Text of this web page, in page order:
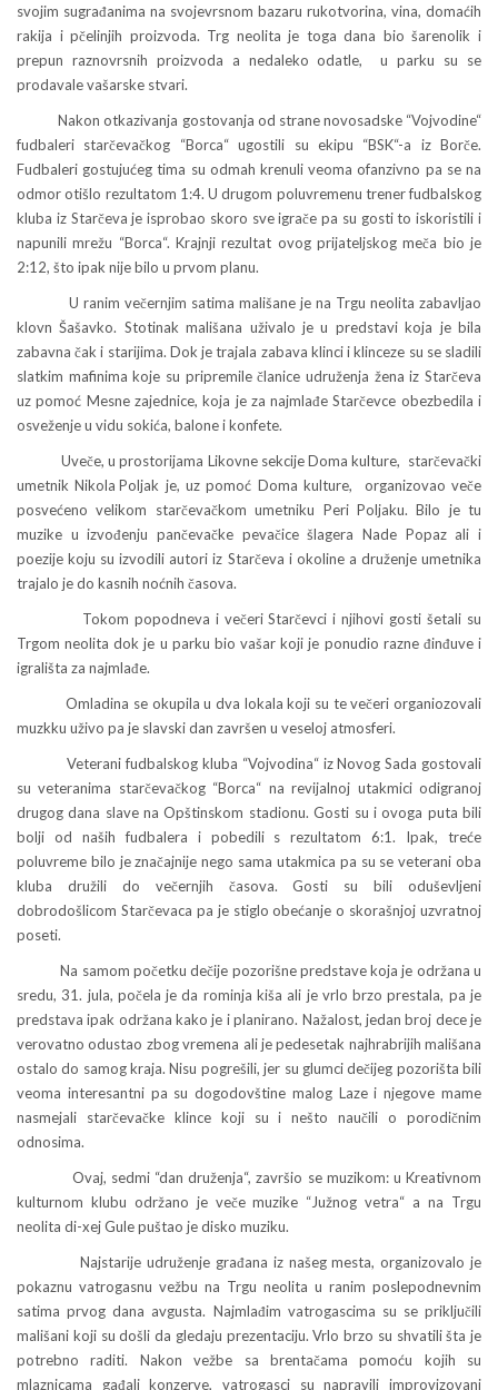
svojim sugrađanima na svojevrsnom bazaru rukotvorina, vina, domaćih
rakija i pčelinjih proizvoda. Trg neolita je toga dana bio šarenolik i
prepun raznovrsnih proizvoda a nedaleko odatle, u parku su se
prodavale vašarske stvari.
Nakon otkazivanja gostovanja od strane novosadske “Vojvodine“
fudbaleri starčevačkog “Borca“ ugostili su ekipu “BSK“-a iz Borče.
Fudbaleri gostujućeg tima su odmah krenuli veoma ofanzivno pa se na
odmor otišlo rezultatom 1:4. U drugom poluvremenu trener fudbalskog
kluba iz Starčeva je isprobao skoro sve igrače pa su gosti to iskoristili i
napunili mrežu “Borca“. Krajnji rezultat ovog prijateljskog meča bio je
2:12, što ipak nije bilo u prvom planu.
U ranim večernjim satima mališane je na Trgu neolita zabavljao
klovn Šašavko. Stotinak mališana uživalo je u predstavi koja je bila
zabavna čak i starijima. Dok je trajala zabava klinci i klinceze su se sladili
slatkim mafinima koje su pripremile članice udruženja žena iz Starčeva
uz pomoć Mesne zajednice, koja je za najmlađe Starčevce obezbedila i
osveženje u vidu sokića, balone i konfete.
Uveče, u prostorijama Likovne sekcije Doma kulture, starčevački
umetnik Nikola Poljak je, uz pomoć Doma kulture, organizovao veče
posvećeno velikom starčevačkom umetniku Peri Poljaku. Bilo je tu
muzike u izvođenju pančevačke pevačice šlagera Nade Popaz ali i
poezije koju su izvodili autori iz Starčeva i okoline a druženje umetnika
trajalo je do kasnih noćnih časova.
Tokom popodneva i večeri Starčevci i njihovi gosti šetali su
Trgom neolita dok je u parku bio vašar koji je ponudio razne đinđuve i
igrališta za najmlađe.
Omladina se okupila u dva lokala koji su te večeri organiozovali
muzkku uživo pa je slavski dan završen u veseloj atmosferi.
Veterani fudbalskog kluba “Vojvodina“ iz Novog Sada gostovali
su veteranima starčevačkog “Borca“ na revijalnoj utakmici odigranoj
drugog dana slave na Opštinskom stadionu. Gosti su i ovoga puta bili
bolji od naših fudbalera i pobedili s rezultatom 6:1. Ipak, treće
poluvreme bilo je značajnije nego sama utakmica pa su se veterani oba
kluba družili do večernjih časova. Gosti su bili oduševljeni
dobrodošlicom Starčevaca pa je stiglo obećanje o skorašnjoj uzvratnoj
poseti.
Na samom početku dečije pozorišne predstave koja je održana u
sredu, 31. jula, počela je da rominja kiša ali je vrlo brzo prestala, pa je
predstava ipak održana kako je i planirano. Nažalost, jedan broj dece je
verovatno odustao zbog vremena ali je pedesetak najhrabrijih mališana
ostalo do samog kraja. Nisu pogrešili, jer su glumci dečijeg pozorišta bili
veoma interesantni pa su dogodovštine malog Laze i njegove mame
nasmejali starčevačke klince koji su i nešto naučili o porodičnim
odnosima.
Ovaj, sedmi “dan druženja“, završio se muzikom: u Kreativnom
kulturnom klubu održano je veče muzike “Južnog vetra“ a na Trgu
neolita di-xej Gule puštao je disko muziku.
Najstarije udruženje građana iz našeg mesta, organizovalo je
pokaznu vatrogasnu vežbu na Trgu neolita u ranim poslepodnevnim
satima prvog dana avgusta. Najmlađim vatrogascima su se priključili
mališani koji su došli da gledaju prezentaciju. Vrlo brzo su shvatili šta je
potrebno raditi. Nakon vežbe sa brentačama pomoću kojih su
mlaznicama gađali konzerve, vatrogasci su napravili improvizovani